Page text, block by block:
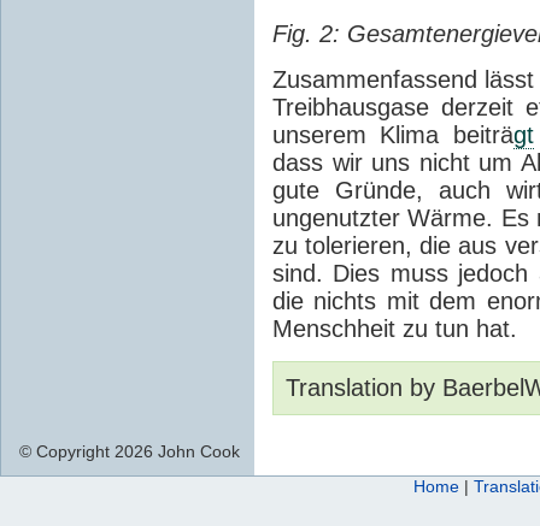
Fig. 2:
Zusammenfassend
Treibhausgase derzeit
unserem Klima beiträgt
dass wir uns nicht um
gute Gründe, auch
ungenutzter Wärme. Es
zu tolerieren, die aus
sind. Dies muss
die nichts mit dem
Menschheit zu tun hat.
Translation by
© Copyright 2026 John Cook
Home |